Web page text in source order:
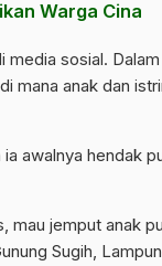
Warga Cina
sosial.
mana anak dan
awalnya hendak
mau jemput anak
Sugih,